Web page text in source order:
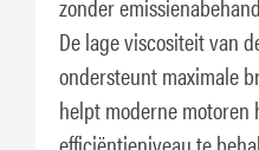
De lage viscositeit van
ondersteunt maximale
helpt moderne